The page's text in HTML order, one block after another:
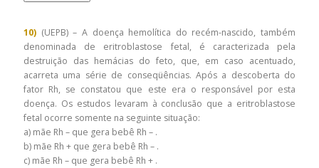
10) (UEPB) – A doença hemolítica do recém-nascido, também
denominada de eritroblastose fetal, é caracterizada pela
destruição das hemácias do feto, que, em caso acentuado,
acarreta uma série de conseqüências. Após a descoberta do
fator Rh, se constatou que este era o responsável por esta
doença. Os estudos levaram à conclusão que a eritroblastose
fetal ocorre somente na seguinte situação:
a) mãe Rh – que gera bebê Rh – .
b) mãe Rh + que gera bebê Rh – .
c) mãe Rh – que gera bebê Rh + .